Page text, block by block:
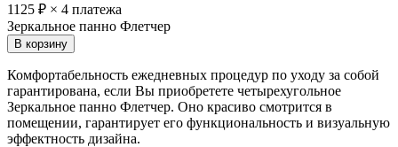
1125 ₽ × 4 платежа
Зеркальное панно Флетчер
В корзину
Комфортабельность ежедневных процедур по уходу за собой
гарантирована, если Вы приобретете четырехугольное
Зеркальное панно Флетчер. Оно красиво смотрится в
помещении, гарантирует его функциональность и визуальную
эффектность дизайна.